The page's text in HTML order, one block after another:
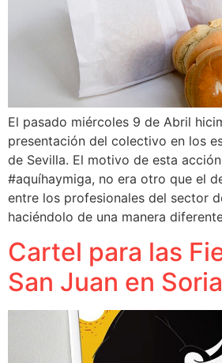
El pasado miércoles 9 de Abril
presentación del colectivo en los
de Sevilla. El motivo de esta
#aquíhaymiga, no era otro que el
entre los profesionales del sector
haciéndolo de una manera
Cartel para las
San Juan en Soria